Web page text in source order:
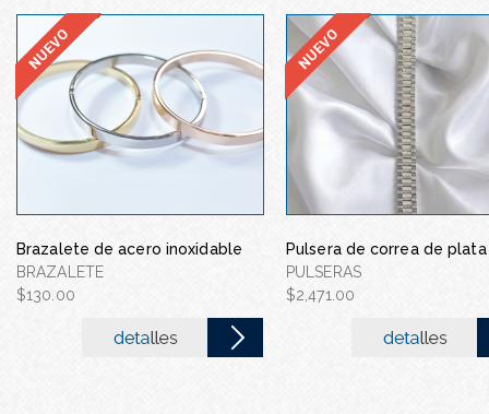
Brazalete de acero inoxidable
BRAZALETE
$130.00
Pulsera de correa de plata
PULSERAS
$2,471.00
acero inoxidable
GARGANTILLA CON
DE ACERO IN...